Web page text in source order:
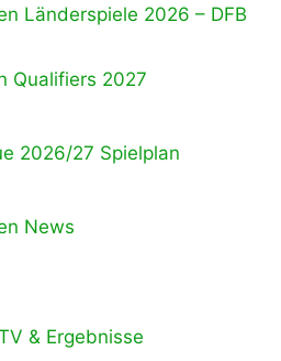
Länderspiele 2026 – DFB
Qualifiers 2027
2026/27 Spielplan
News
& Ergebnisse